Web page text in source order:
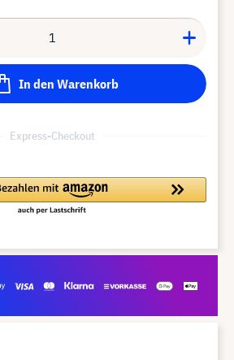
In den Warenkorb
Express-Checkout